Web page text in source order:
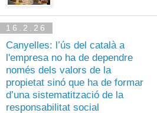
16.2.26
Canyelles: l’ús del català a
l'empresa no ha de dependre
només dels valors de la
propietat sinó que ha de formar
d’una sistematització de la
responsabilitat social